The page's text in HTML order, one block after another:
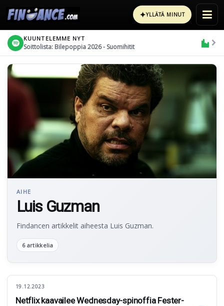
✦YLLÄTÄ MINUT
KUUNTELEMME NYT
Soittolista: Bilepoppia 2026 - Suomihitit
AIHE
Luis Guzman
Findancen artikkelit aiheesta Luis Guzman.
6 artikkelia
19.12.2023
Netflix kaavailee Wednesday-spinoffia Fester-